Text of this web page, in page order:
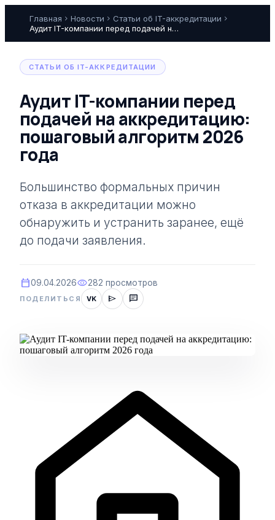
Главная chevron_right Новости chevron_right Статьи об IT-аккредитации chevron_right
Аудит IT-компании перед подачей на аккредитацию: пошаговый алгоритм 2026 года
СТАТЬИ ОБ IT-АККРЕДИТАЦИИ
Аудит IT-компании перед
подачей на аккредитацию:
пошаговый алгоритм 2026
года
Большинство формальных причин
отказа в аккредитации можно
обнаружить и устранить заранее, ещё
до подачи заявления.
calendar_today09.04.2026visibility282 просмотров
ПОДЕЛИТЬСЯ VK send chat